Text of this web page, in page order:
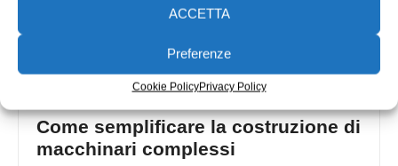
ACCETTA
Preferenze
Cookie PolicyPrivacy Policy
Come semplificare la costruzione di
macchinari complessi